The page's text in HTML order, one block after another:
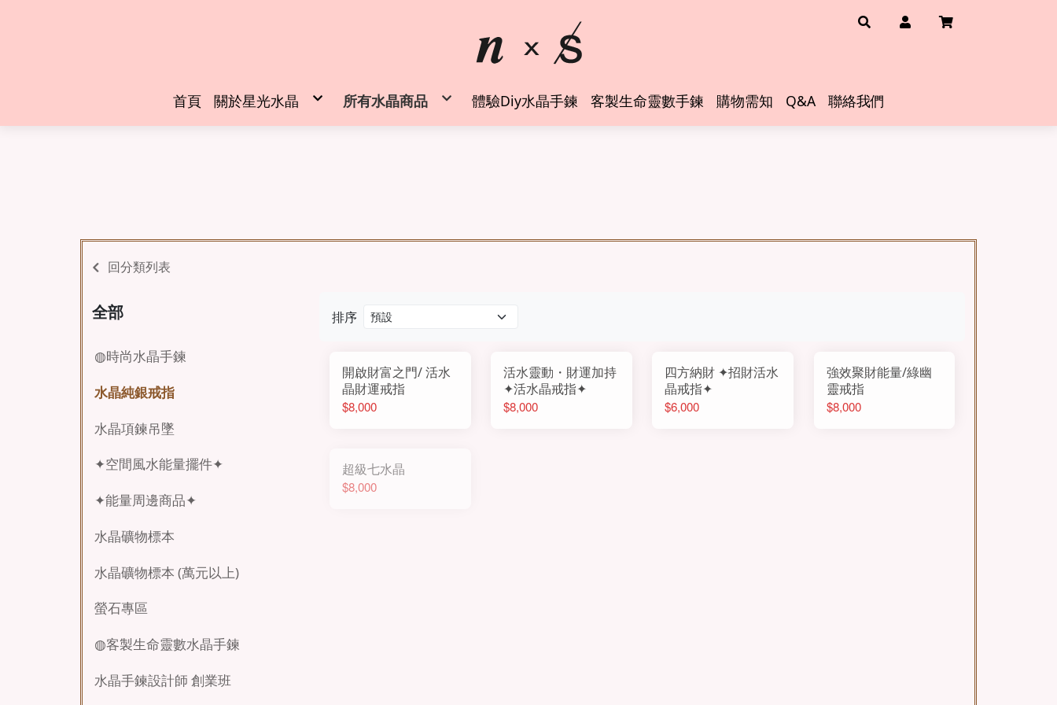
首頁 關於星光水晶 所有水晶商品 體驗Diy水晶手鍊 客製生命靈數手鍊 購物需知 Q&A 聯絡我們
回分類列表
排序
開啟財富之門/ 活水
晶財運戒指
$8,000
活水靈動・財運加持
✦活水晶戒指✦
$8,000
四方納財 ✦招財活水
晶戒指✦
$6,000
強效聚財能量/綠幽
靈戒指
$8,000
超級七水晶
$8,000
全部
◍時尚水晶手鍊
水晶純銀戒指
水晶項鍊吊墜
✦空間風水能量擺件✦
✦能量周邊商品✦
水晶礦物標本
水晶礦物標本 (萬元以上)
螢石專區
◍客製生命靈數水晶手鍊
水晶手鍊設計師 創業班